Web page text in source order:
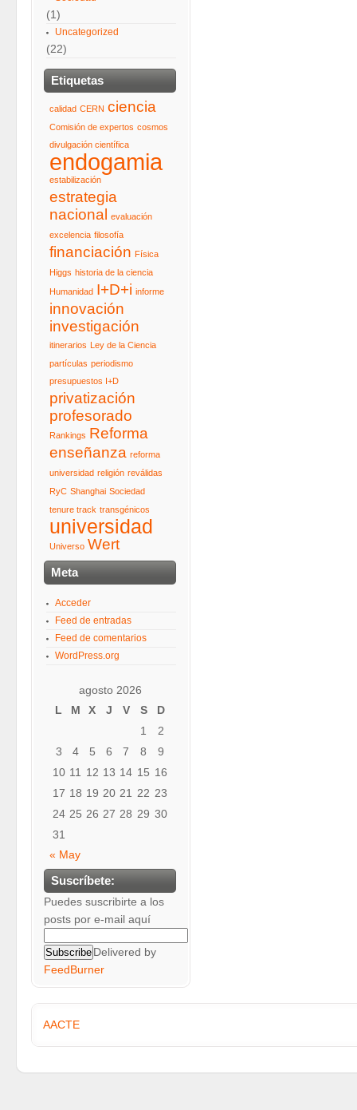
(1)
Uncategorized
(22)
Etiquetas
calidad CERN ciencia
Comisión de expertos cosmos
divulgación científica
endogamia
estabilización
estrategia
nacional
evaluación
excelencia filosofía
financiación Física
Higgs historia de la ciencia
Humanidad I+D+i informe
innovación
investigación
itinerarios Ley de la Ciencia
partículas periodismo
presupuestos I+D
privatización
profesorado
Rankings Reforma
enseñanza reforma
universidad religión reválidas
RyC Shanghai Sociedad
tenure track transgénicos
universidad
Universo Wert
Meta
Acceder
Feed de entradas
Feed de comentarios
WordPress.org
agosto 2026
L
M X J V S
D
1
2
3
4 5 6 7 8
9
10 11 12 13 14 15 16
17 18 19 20 21 22 23
24 25 26 27 28 29 30
31
« May
Suscríbete:
Puedes suscribirte a los
posts por e-mail aquí
Delivered by
FeedBurner
AACTE